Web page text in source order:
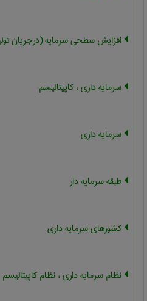
افزایش سطحی سرمایه (درجریان
سرمایه داری ، کاپیتالیسم
سرمایه داری
طبقه سرمایه دار
کشورهای سرمایه داری
نظام سرمایه داری ، نظام کاپیتالیسم